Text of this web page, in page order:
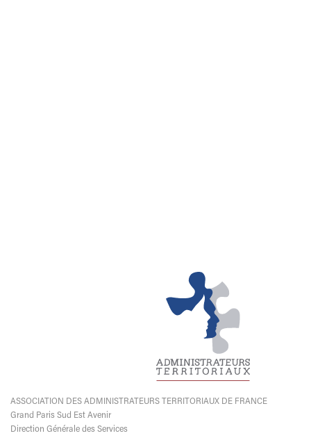
ASSOCIATION DES ADMINISTRATEURS TERRITORIAUX DE FRANCE
Grand Paris Sud Est Avenir
Direction Générale des Services